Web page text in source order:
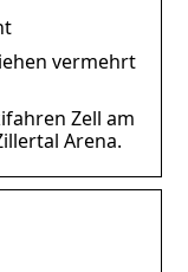
vermehrt
Zell am
Arena.